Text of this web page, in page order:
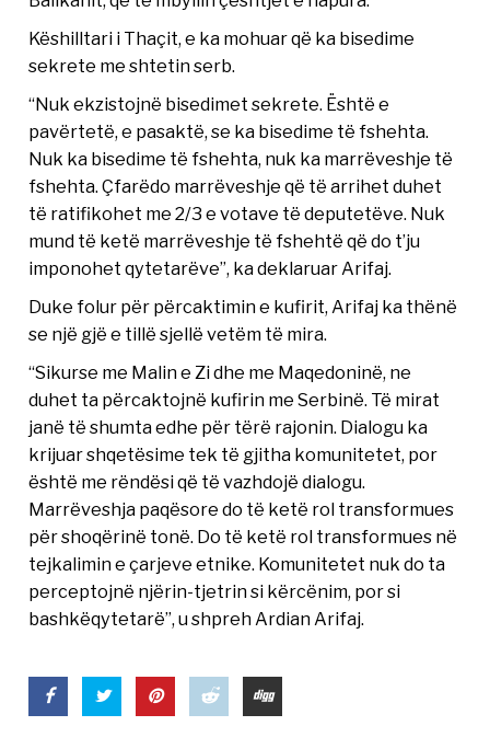
Këshilltari i Thaçit, e ka mohuar që ka bisedime
sekrete me shtetin serb.
“Nuk ekzistojnë bisedimet sekrete. Është e
pavërtetë, e pasaktë, se ka bisedime të fshehta.
Nuk ka bisedime të fshehta, nuk ka marrëveshje të
fshehta. Çfarëdo marrëveshje që të arrihet duhet
të ratifikohet me 2/3 e votave të deputetëve. Nuk
mund të ketë marrëveshje të fshehtë që do t’ju
imponohet qytetarëve”, ka deklaruar Arifaj.
Duke folur për përcaktimin e kufirit, Arifaj ka thënë
se një gjë e tillë sjellë vetëm të mira.
“Sikurse me Malin e Zi dhe me Maqedoninë, ne
duhet ta përcaktojnë kufirin me Serbinë. Të mirat
janë të shumta edhe për tërë rajonin. Dialogu ka
krijuar shqetësime tek të gjitha komunitetet, por
është me rëndësi që të vazhdojë dialogu.
Marrëveshja paqësore do të ketë rol transformues
për shoqërinë tonë. Do të ketë rol transformues në
tejkalimin e çarjeve etnike. Komunitetet nuk do ta
perceptojnë njërin-tjetrin si kërcënim, por si
bashkëqytetarë”, u shpreh Ardian Arifaj.